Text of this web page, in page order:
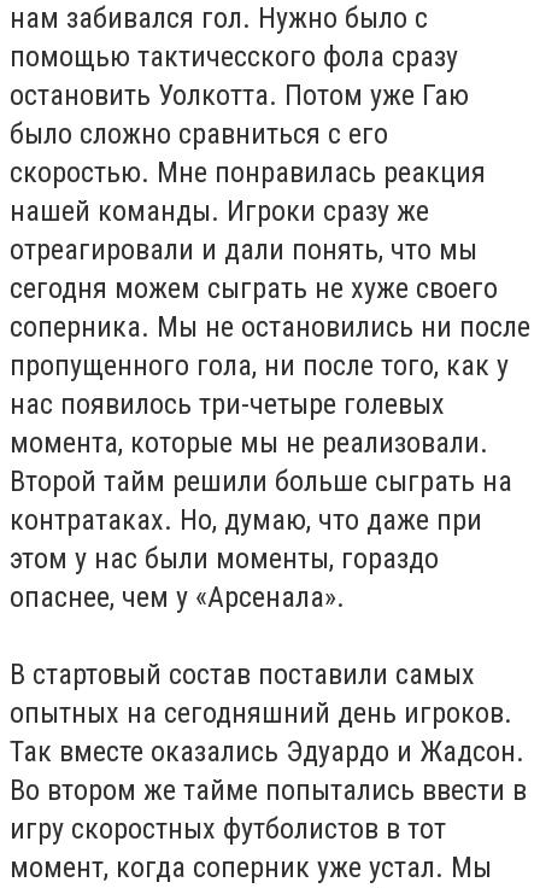
нам забивался гол. Нужно было с
помощью тактичесского фола сразу
остановить Уолкотта. Потом уже Гаю
было сложно сравниться с его
скоростью. Мне понравилась реакция
нашей команды. Игроки сразу же
отреагировали и дали понять, что мы
сегодня можем сыграть не хуже своего
соперника. Мы не остановились ни после
пропущенного гола, ни после того, как у
нас появилось три-четыре голевых
момента, которые мы не реализовали.
Второй тайм решили больше сыграть на
контратаках. Но, думаю, что даже при
этом у нас были моменты, гораздо
опаснее, чем у «Арсенала».
В стартовый состав поставили самых
опытных на сегодняшний день игроков.
Так вместе оказались Эдуардо и Жадсон.
Во втором же тайме попытались ввести в
игру скоростных футболистов в тот
момент, когда соперник уже устал. Мы